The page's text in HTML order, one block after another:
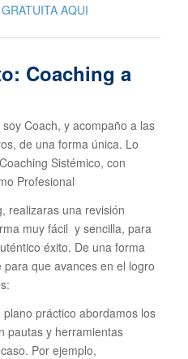
AQUI
Coaching a
Coach, y acompaño a las
de una forma única. Lo
Sistémico, con
Profesional
realizaras una revisión
muy fácil y sencilla, para
éxito. De una forma
que avances en el logro
plano práctico abordamos los
pautas y herramientas
Por ejemplo,